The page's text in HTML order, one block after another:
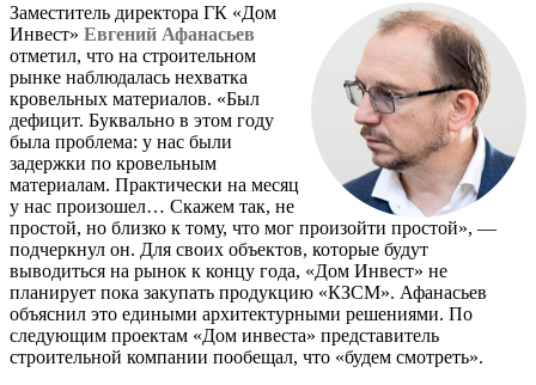
Заместитель директора ГК «Дом
Инвест» Евгений Афанасьев
отметил, что на строительном
рынке наблюдалась нехватка
кровельных материалов. «Был
дефицит. Буквально в этом году
была проблема: у нас были
задержки по кровельным
материалам. Практически на месяц
у нас произошел… Скажем так, не
простой, но близко к тому, что мог произойти простой», —
подчеркнул он. Для своих объектов, которые будут
выводиться на рынок к концу года, «Дом Инвест» не
планирует пока закупать продукцию «КЗСМ». Афанасьев
объяснил это едиными архитектурными решениями. По
следующим проектам «Дом инвеста» представитель
строительной компании пообещал, что «будем смотреть».